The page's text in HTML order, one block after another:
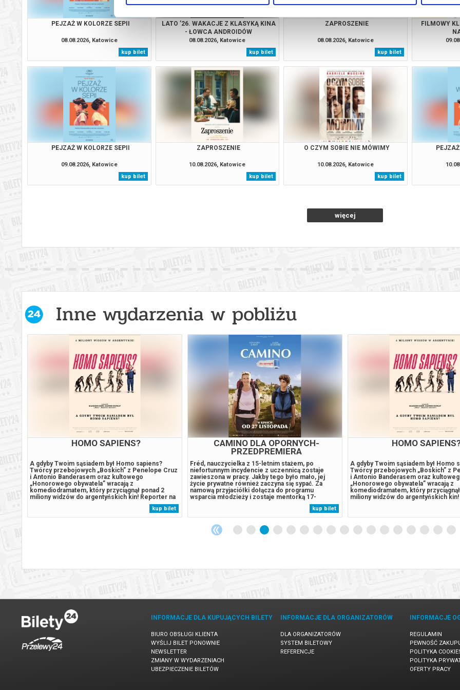
PEJZAŻ W KOLORZE SEPII
08.08.2026, Katowice
kup bilet
LATO ’26. WAKACJE Z KLASYKĄ KINA
- ŁOWCA ANDROIDÓW
08.08.2026, Katowice
kup bilet
ZAPROSZENIE
08.08.2026, Katowice
kup bilet
FILMOWY
PEJZAŻ W KOLORZE SEPII
09.08.2026, Katowice
kup bilet
ZAPROSZENIE
10.08.2026, Katowice
kup bilet
O CZYM SOBIE NIE MÓWIMY
10.08.2026, Katowice
kup bilet
więcej
Inne wydarzenia w pobliżu
HOMO SAPIENS?
A gdyby Twoim sąsiadem był Homo sapiens?
Twórcy przebojowych „Boskich” z Penelope Cruz
i Antonio Banderasem oraz kultowego
„Honorowego obywatela” wracają z
komediodramatem, który przyciągnął ponad 2
miliony widzów do argentyńskich kin! Reporter na
mundialu, ksiądz z dzielnicy slumsów, milioner,
reżyser filmowy, neurotyczny intelektualista,
prezydent elekt. Wszystkie te postaci, i kilka
kup bilet
CAMINO DLA OPORNYCH-
PRZEDPREMIERA
Fréd, nauczycielka z 15-letnim stażem, po
niefortunnym incydencie z uczennicą zostaje
zawieszona w pracy. Jakby tego było mało, jej
życie prywatne również zaczyna się sypać. Za
namową przyjaciółki dołącza do programu
wsparcia młodzieży i zostaje mentorką 17-
letniego Adama - chłopaka z wybuchowym
charakterem i nienajlepszą kartoteką.Przed nimi
wyzwanie, które brzmi jak kara wymyślona przez
kogoś bez...
kup bilet
HOMO
A gdyby Twoim sąsiadem był Homo
Twórcy przebojowych „Boskich” z
i Antonio Banderasem oraz
„Honorowego obywatela” wracają z
komediodramatem, który
miliony widzów do argentyńskich
prezydent elekt. Wszystkie te
innych, łączy...
INFORMACJE DLA KUPUJĄCYCH BILETY
BIURO OBSŁUGI KLIENTA
WYŚLIJ BILET PONOWNIE
NEWSLETTER
ZMIANY W WYDARZENIACH
UBEZPIECZENIE BILETÓW
INFORMACJE DLA ORGANIZATORÓW
DLA ORGANIZATORÓW
SYSTEM BILETOWY
REFERENCJE
INFORMACJE
REGULAMIN
PEWNOŚĆ
POLITYKA
POLITYKA
OFERTY PRACY